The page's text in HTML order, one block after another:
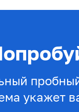
укажет